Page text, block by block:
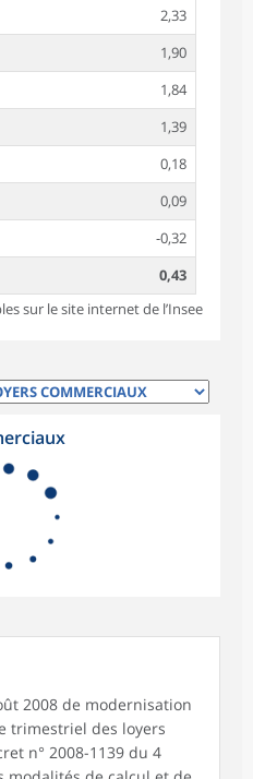
2,33
1,90
1,84
1,39
0,18
0,09
-0,32
0,43
sur le site internet de l’Insee
2008 de modernisation
trimestriel des loyers
n° 2008-1139 du 4